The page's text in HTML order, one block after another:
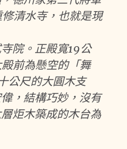
清水寺，也就是現
院。正殿寬19公
前為懸空的「舞
公尺的大圓木支
，結構巧妙，沒有
炬木築成的木台為